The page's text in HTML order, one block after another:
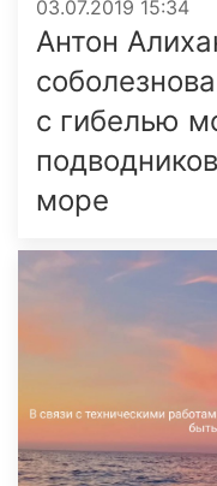
03.07.2019 15:34
Антон
с гибелью
море